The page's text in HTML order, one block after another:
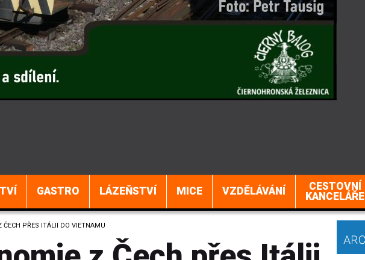
GASTRO LÁZEŇSTVÍ MICE VZDĚLÁVÁNÍ
CESTOVNÍ
KANCELÁŘE
ČECH PŘES ITÁLII DO VIETNAMU